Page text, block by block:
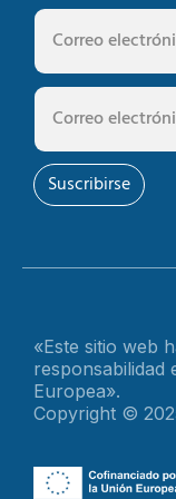
Suscribirse
«Este sitio web
responsabilidad
Europea».
Copyright ©